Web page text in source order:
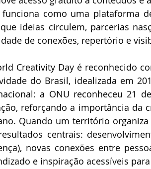
funciona como uma plataforma
ideias circulem, parcerias
de conexões, repertório e
Creativity Day é reconhecido
do Brasil, idealizada em
a ONU reconheceu 21
reforçando a importância da
Quando um território
centrais:
novas conexões entre
e inspiração acessíveis